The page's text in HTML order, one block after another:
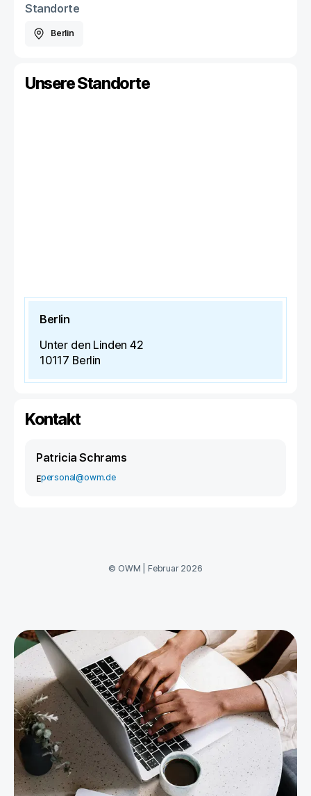
Standorte
Berlin
Unsere Standorte
Berlin
Unter den Linden 42
10117 Berlin
Kontakt
Patricia Schrams
Epersonal@owm.de
©OWM Februar 2026